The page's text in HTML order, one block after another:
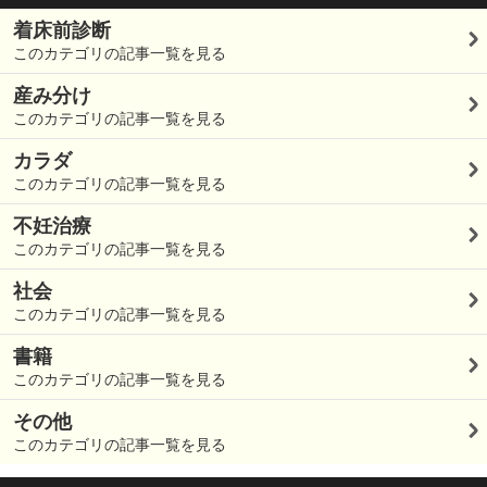
着床前診断
このカテゴリの記事一覧を見る
産み分け
このカテゴリの記事一覧を見る
カラダ
このカテゴリの記事一覧を見る
不妊治療
このカテゴリの記事一覧を見る
社会
このカテゴリの記事一覧を見る
書籍
このカテゴリの記事一覧を見る
その他
このカテゴリの記事一覧を見る